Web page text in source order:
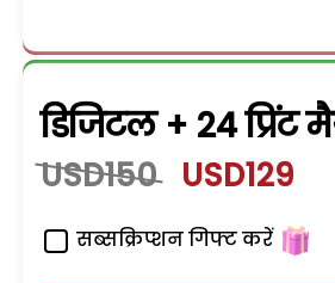
डिजिटल + 24 प्रिंट
USD150 USD129
सब्सक्रिप्शन गिफ्ट करें